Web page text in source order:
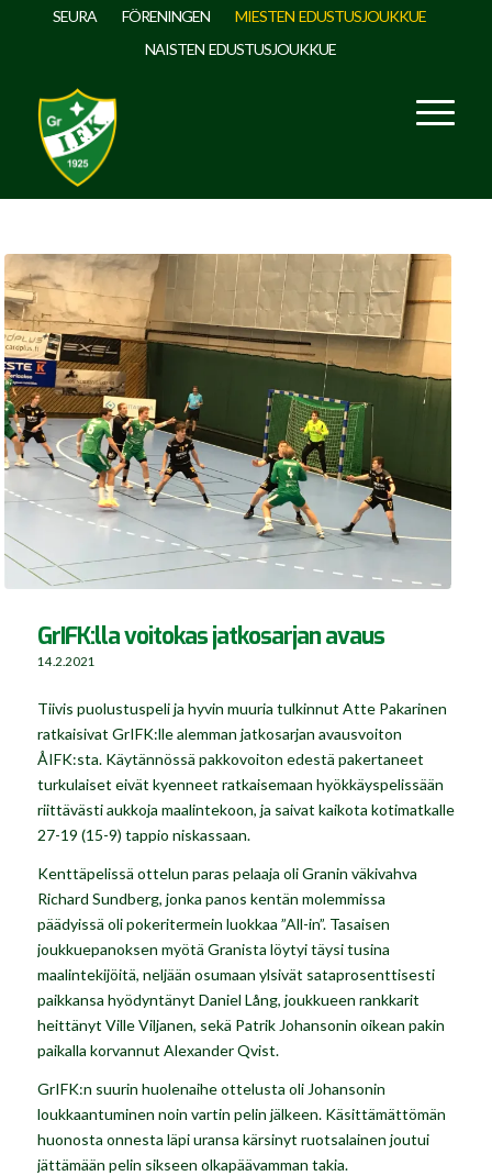
SEURA FÖRENINGEN
MIESTEN EDUSTUSJOUKKUE
NAISTEN EDUSTUSJOUKKUE
GrIFK:lla voitokas jatkosarjan avaus
14.2.2021
Tiivis puolustuspeli ja hyvin muuria tulkinnut Atte Pakarinen
ratkaisivat GrIFK:lle alemman jatkosarjan avausvoiton
ÅIFK:sta. Käytännössä pakkovoiton edestä pakertaneet
turkulaiset eivät kyenneet ratkaisemaan hyökkäyspelissään
riittävästi aukkoja maalintekoon, ja saivat kaikota kotimatkalle
27-19 (15-9) tappio niskassaan.
Kenttäpelissä ottelun paras pelaaja oli Granin väkivahva
Richard Sundberg, jonka panos kentän molemmissa
päädyissä oli pokeritermein luokkaa ”All-in”. Tasaisen
joukkuepanoksen myötä Granista löytyi täysi tusina
maalintekijöitä, neljään osumaan ylsivät sataprosenttisesti
paikkansa hyödyntänyt Daniel Lång, joukkueen rankkarit
heittänyt Ville Viljanen, sekä Patrik Johansonin oikean pakin
paikalla korvannut Alexander Qvist.
GrIFK:n suurin huolenaihe ottelusta oli Johansonin
loukkaantuminen noin vartin pelin jälkeen. Käsittämättömän
huonosta onnesta läpi uransa kärsinyt ruotsalainen joutui
jättämään pelin sikseen olkapäävamman takia.